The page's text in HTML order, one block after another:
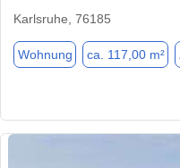
Karlsruhe, 76185
Wohnung ca. 117,00 m²